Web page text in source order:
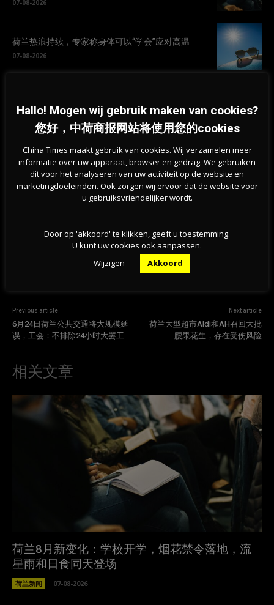
07-08-2026
荷兰热浪持续，专家称身体可以“学会”应对高温
07-08-2026
现稳步增长
07-08-2026
旱情持续加剧，莱茵河洛比特水位创新低，荷兰拒
绝全国统一行动
Previous article
6月24日荷兰公共交通将大规模延
误，工会：不排除24小时大罢工
Next article
荷兰大型超市Aldi和AH召回大批
腰果花生，存在受伤风险
相关文章
荷兰8月新变化：学校开学，烟花禁令落地，流
星雨和日食同天登场
荷兰新闻 07-08-2026
Hallo! Mogen wij gebruik maken van cookies?
您好，中荷商报网站将使用您的cookies
China Times maakt gebruik van cookies. Wij verzamelen meer
informatie over uw apparaat, browser en gedrag. We gebruiken
dit voor het analyseren van uw activiteit op de website en
marketingdoeleinden. Ook zorgen wij ervoor dat de website voor
u gebruiksvriendelijker wordt.
Door op 'akkoord' te klikken, geeft u toestemming.
U kunt uw cookies ook aanpassen.
Wijzigen
Akkoord